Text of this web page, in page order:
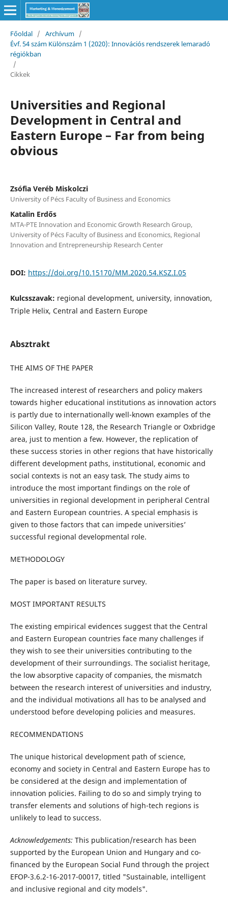
Főoldal / Archívum /
Évf. 54 szám Különszám 1 (2020): Innovációs rendszerek lemaradó
régiókban
/
Cikkek
Universities and Regional
Development in Central and
Eastern Europe – Far from being
obvious
Zsófia Veréb Miskolczi
University of Pécs Faculty of Business and Economics
Katalin Erdős
MTA-PTE Innovation and Economic Growth Research Group,
University of Pécs Faculty of Business and Economics, Regional
Innovation and Entrepreneurship Research Center
DOI: https://doi.org/10.15170/MM.2020.54.KSZ.I.05
Kulcsszavak: regional development, university, innovation,
Triple Helix, Central and Eastern Europe
Absztrakt
THE AIMS OF THE PAPER
The increased interest of researchers and policy makers
towards higher educational institutions as innovation actors
is partly due to internationally well-known examples of the
Silicon Valley, Route 128, the Research Triangle or Oxbridge
area, just to mention a few. However, the replication of
these success stories in other regions that have historically
different development paths, institutional, economic and
social contexts is not an easy task. The study aims to
introduce the most important findings on the role of
universities in regional development in peripheral Central
and Eastern European countries. A special emphasis is
given to those factors that can impede universities’
successful regional developmental role.
METHODOLOGY
The paper is based on literature survey.
MOST IMPORTANT RESULTS
The existing empirical evidences suggest that the Central
and Eastern European countries face many challenges if
they wish to see their universities contributing to the
development of their surroundings. The socialist heritage,
the low absorptive capacity of companies, the mismatch
between the research interest of universities and industry,
and the individual motivations all has to be analysed and
understood before developing policies and measures.
RECOMMENDATIONS
The unique historical development path of science,
economy and society in Central and Eastern Europe has to
be considered at the design and implementation of
innovation policies. Failing to do so and simply trying to
transfer elements and solutions of high-tech regions is
unlikely to lead to success.
Acknowledgements: This publication/research has been
supported by the European Union and Hungary and co-
financed by the European Social Fund through the project
EFOP-3.6.2-16-2017-00017, titled "Sustainable, intelligent
and inclusive regional and city models".